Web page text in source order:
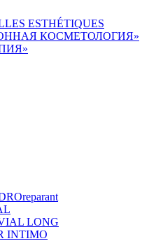
ESTHÉTIQUES
КОСМЕТОЛОГИЯ»
LONG
INTIMO